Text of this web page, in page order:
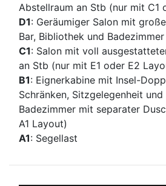
Abstellraum an Stb (nur mit C1
D1: Geräumiger Salon mit
Bar, Bibliothek und
C1: Salon mit voll
an Stb (nur mit E1 oder E2
B1: Eignerkabine mit Insel-
Schränken, Sitzgelegenheit und
Badezimmer mit separater
A1 Layout)
A1: Segellast